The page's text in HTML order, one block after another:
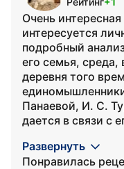
Очень
интересуется
подробный
его семья, среда,
деревня того
Панаевой, И. С.
дается в связи с
Развернуть
Понравилась